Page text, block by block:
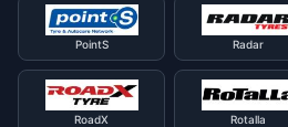
PointS Radar
RoadX Rotalla